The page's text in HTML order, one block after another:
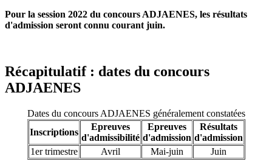
Pour la session 2022 du concours ADJAENES, les résultats
d'admission seront connu courant juin.
Récapitulatif : dates du concours
ADJAENES
Dates du concours ADJAENES généralement constatées
Inscriptions
Epreuves
d'admissibilité
Epreuves
d'admission
Résultats
d'admission
1er trimestre
Avril Mai-juin Juin